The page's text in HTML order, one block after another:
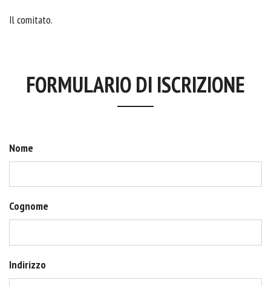
Il comitato.
FORMULARIO DI ISCRIZIONE
Nome
Cognome
Indirizzo